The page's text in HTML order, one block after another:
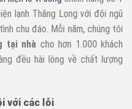
lạnh Thăng Long với đội ngũ
chu đáo. Mỗi năm, chúng tôi
tại nhà cho hơn 1.000 khách
đều hài lòng về chất lượng
i với các lỗi